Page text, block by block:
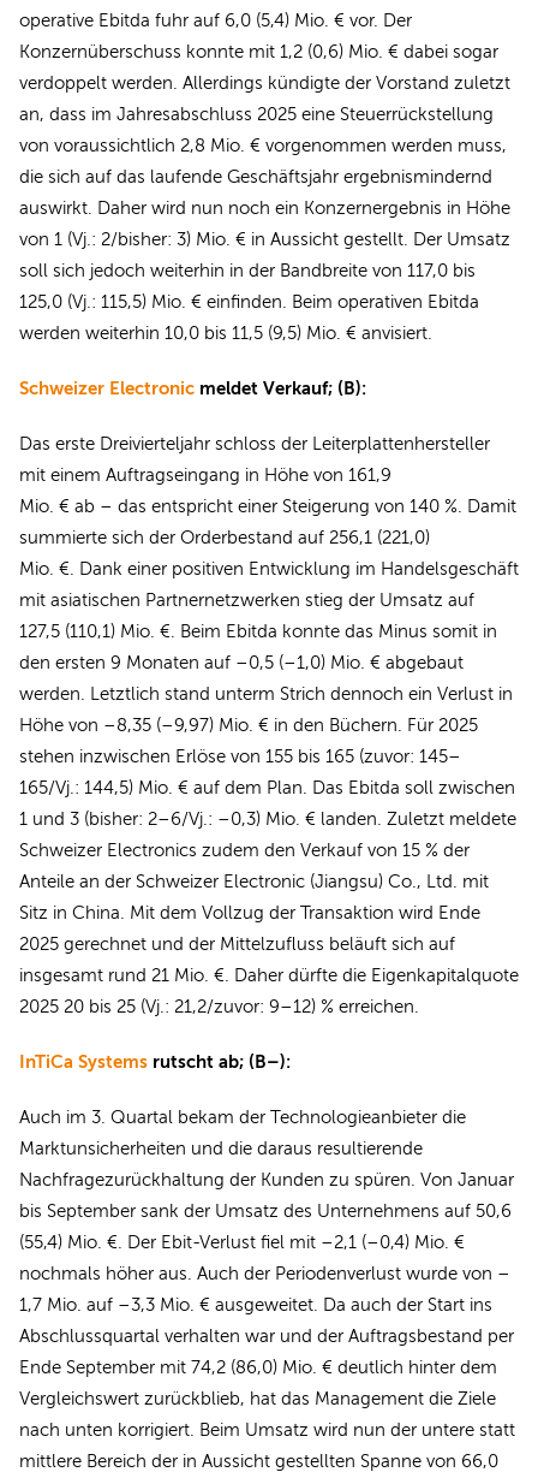
operative Ebitda fuhr auf 6,0 (5,4) Mio. € vor. Der
Konzernüberschuss konnte mit 1,2 (0,6) Mio. € dabei sogar
verdoppelt werden. Allerdings kündigte der Vorstand zuletzt
an, dass im Jahresabschluss 2025 eine Steuerrückstellung
von voraussichtlich 2,8 Mio. € vorgenommen werden muss,
die sich auf das laufende Geschäftsjahr ergebnismindernd
auswirkt. Daher wird nun noch ein Konzernergebnis in Höhe
von 1 (Vj.: 2/bisher: 3) Mio. € in Aussicht gestellt. Der Umsatz
soll sich jedoch weiterhin in der Bandbreite von 117,0 bis
125,0 (Vj.: 115,5) Mio. € einfinden. Beim operativen Ebitda
werden weiterhin 10,0 bis 11,5 (9,5) Mio. € anvisiert.
Schweizer Electronic meldet Verkauf; (B):
Das erste Dreivierteljahr schloss der Leiterplattenhersteller
mit einem Auftragseingang in Höhe von 161,9
Mio. € ab – das entspricht einer Steigerung von 140 %. Damit
summierte sich der Orderbestand auf 256,1 (221,0)
Mio. €. Dank einer positiven Entwicklung im Handelsgeschäft
mit asiatischen Partnernetzwerken stieg der Umsatz auf
127,5 (110,1) Mio. €. Beim Ebitda konnte das Minus somit in
den ersten 9 Monaten auf –0,5 (–1,0) Mio. € abgebaut
werden. Letztlich stand unterm Strich dennoch ein Verlust in
Höhe von –8,35 (–9,97) Mio. € in den Büchern. Für 2025
stehen inzwischen Erlöse von 155 bis 165 (zuvor: 145–
165/Vj.: 144,5) Mio. € auf dem Plan. Das Ebitda soll zwischen
1 und 3 (bisher: 2–6/Vj.: –0,3) Mio. € landen. Zuletzt meldete
Schweizer Electronics zudem den Verkauf von 15 % der
Anteile an der Schweizer Electronic (Jiangsu) Co., Ltd. mit
Sitz in China. Mit dem Vollzug der Transaktion wird Ende
2025 gerechnet und der Mittelzufluss beläuft sich auf
insgesamt rund 21 Mio. €. Daher dürfte die Eigenkapitalquote
2025 20 bis 25 (Vj.: 21,2/zuvor: 9–12) % erreichen.
InTiCa Systems rutscht ab; (B–):
Auch im 3. Quartal bekam der Technologieanbieter die
Marktunsicherheiten und die daraus resultierende
Nachfragezurückhaltung der Kunden zu spüren. Von Januar
bis September sank der Umsatz des Unternehmens auf 50,6
(55,4) Mio. €. Der Ebit-Verlust fiel mit –2,1 (–0,4) Mio. €
nochmals höher aus. Auch der Periodenverlust wurde von –
1,7 Mio. auf –3,3 Mio. € ausgeweitet. Da auch der Start ins
Abschlussquartal verhalten war und der Auftragsbestand per
Ende September mit 74,2 (86,0) Mio. € deutlich hinter dem
Vergleichswert zurückblieb, hat das Management die Ziele
nach unten korrigiert. Beim Umsatz wird nun der untere statt
mittlere Bereich der in Aussicht gestellten Spanne von 66,0